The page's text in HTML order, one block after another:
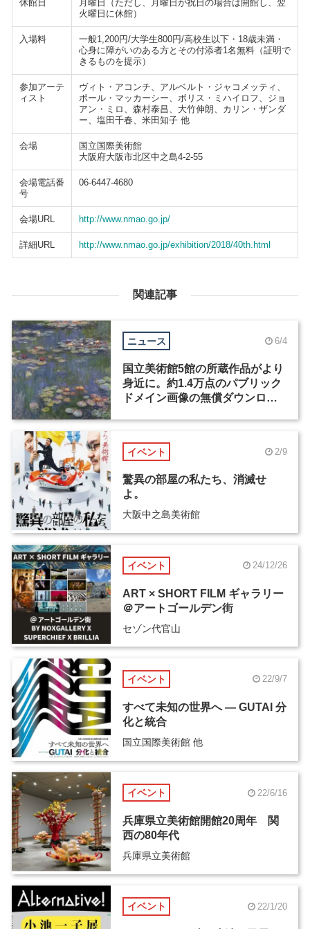
休館日
月曜日（ただし、月曜日が祝日の場合は開館し、翌
火曜日に休館）
入場料
一般1,200円/大学生800円/高校生以下・18歳未満・
心身に障がいのある方とその付添者1名無料（証明で
きるものを提示）
参加アーテ
ィスト
ヴィト・アコンチ、アルベルト・ジャコメッティ、
ポール・マッカーシー、ボリス・ミハイロフ、ジョ
アン・ミロ、森村泰昌、大竹伸朗、カリン・ザンダ
ー、塩田千春、米田知子 他
会場
国立国際美術館
大阪府大阪市北区中之島4-2-55
会場電話番
号
06-6447-4680
会場URL http://www.nmao.go.jp/
詳細URL http://www.nmao.go.jp/exhibition/2018/40th.html
関連記事
ニュース 6/4
国立美術館5館の所蔵作品がより
身近に。約1.4万点のパブリック
ドメイン画像の無償ダウンロー
イベント 2/9
驚異の部屋の私たち、消滅せ
よ。
大阪中之島美術館
イベント 24/12/26
ART × SHORT FILM ギャラリー
＠アートゴールデン街
セゾン代官山
イベント 22/9/7
すべて未知の世界へ ― GUTAI 分
化と統合
国立国際美術館 他
イベント 22/6/16
兵庫県立美術館開館20周年 関
西の80年代
兵庫県立美術館
イベント 22/1/20